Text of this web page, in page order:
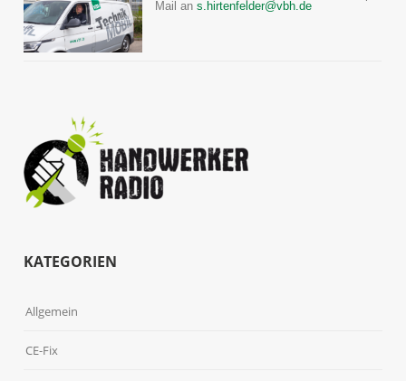
Mail ans.hirtenfelder@vbh.de
KATEGORIEN
Allgemein
CE-Fix